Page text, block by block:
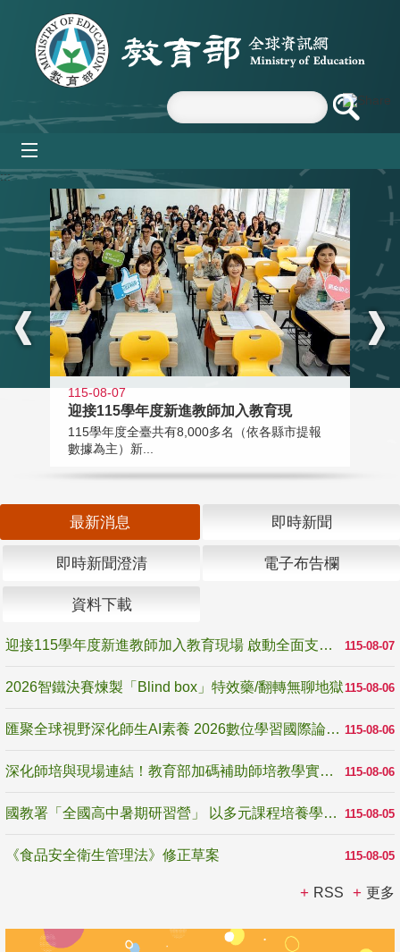
跳到主要內容區塊
:::
115-08-07
迎接115學年度新進教師加入教育現
115學年度全臺共有8,000多名（依各縣市提報
數據為主）新...
最新消息 即時新聞
即時新聞澄清 電子布告欄
資料下載
115-08-07
迎接115學年度新進教師加入教育現場 啟動全面支持陪伴
115-08-06
2026智鐵決賽煉製「Blind box」特效藥/翻轉無聊地獄
115-08-06
匯聚全球視野深化師生AI素養 2026數位學習國際論壇高雄登場
115-08-06
深化師培與現場連結！教育部加碼補助師培教學實踐研究 10月師培國際研討會交流教學實踐經驗
115-08-05
國教署「全國高中暑期研習營」 以多元課程培養學生瞭解誠信專業與倫理價值
115-08-05
《食品安全衛生管理法》修正草案
RSS 更多